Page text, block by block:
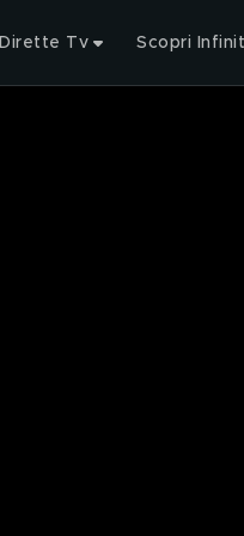
Dirette Tv Scopri